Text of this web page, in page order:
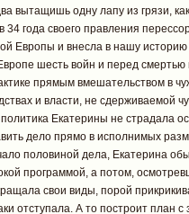
вытащишь одну лапу из грязи,
34 года своего правления
Европы и внесла в нашу
шесть войн и перед
прямым вмешательством в
и власти, не сдерживаемой
Екатерины не страдала
дело прямо в исполнимых
половиной дела, Екатерина
программой, а потом,
свои виды, порой
отступала. А то построит план